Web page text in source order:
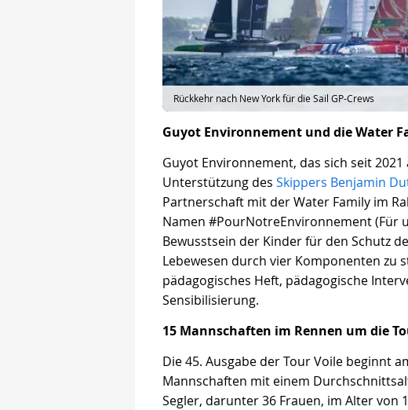
Rückkehr nach New York für die Sail GP-Crews
Guyot Environnement und die Water
Guyot Environnement, das sich seit
Unterstützung des Skippers Benjamin
Partnerschaft mit der Water Family im
Namen #PourNotreEnvironnement (Für
Bewusstsein der Kinder für den Schutz
Lebewesen durch vier Komponenten zu
pädagogisches Heft, pädagogische
Sensibilisierung.
15 Mannschaften im Rennen um die
Die 45. Ausgabe der Tour Voile beginnt
Mannschaften mit einem
Segler, darunter 36 Frauen, im Alter von